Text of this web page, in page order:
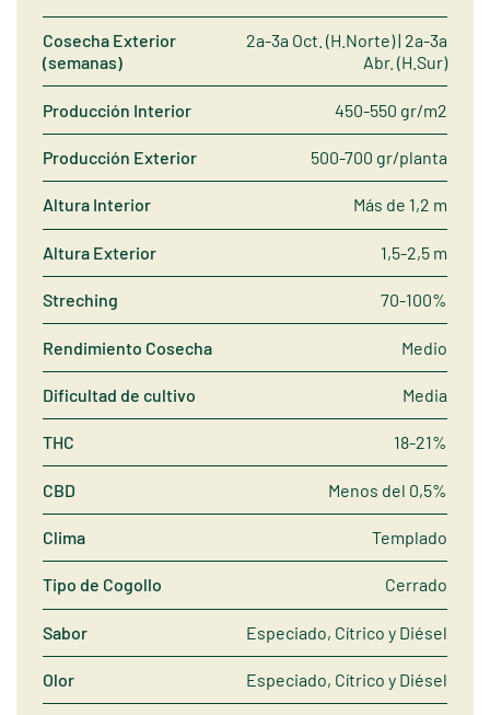
Cosecha Exterior
(semanas)
2a-3a Oct. (H.Norte) | 2a-3a
Abr. (H.Sur)
Producción Interior 450-550 gr/m2
Producción Exterior 500-700 gr/planta
Altura Interior Más de 1,2 m
Altura Exterior 1,5-2,5 m
Streching 70-100%
Rendimiento Cosecha Medio
Dificultad de cultivo Media
THC 18-21%
CBD Menos del 0,5%
Clima Templado
Tipo de Cogollo Cerrado
Sabor Especiado, Cítrico y Diésel
Olor Especiado, Cítrico y Diésel